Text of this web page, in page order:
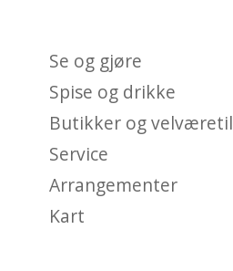
Se og gjøre
Spise og drikke
Butikker og
Service
Arrangementer
Kart